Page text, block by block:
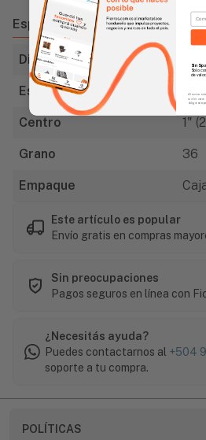
Especificaciones
Diámetro
Espesor 1"
Centro 1"
Grano 36
Empaque
Este artículo es popular
Envío gratis en compras
Sin preocupaciones
Pagos seguros en línea con
¿Necesitás ayuda?
Puedes contactarnos al +504
soporte a tu compra.
POLÍTICAS
Email
Sin
Solo
de valor.
Al enviar
recibir
obligatorio